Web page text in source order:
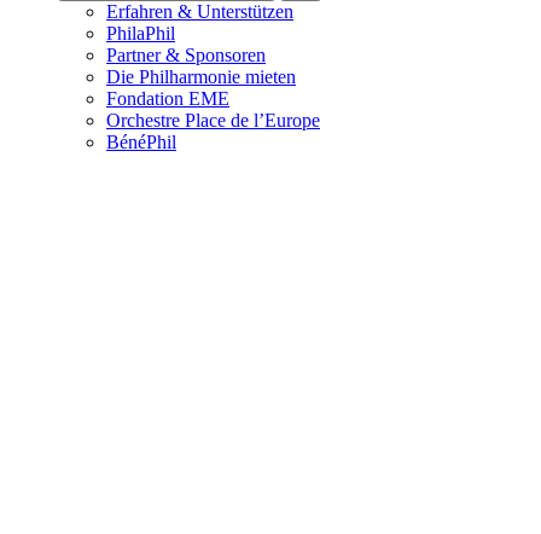
Erfahren & Unterstützen
PhilaPhil
Partner & Sponsoren
Die Philharmonie mieten
Fondation EME
Orchestre Place de l’Europe
BénéPhil